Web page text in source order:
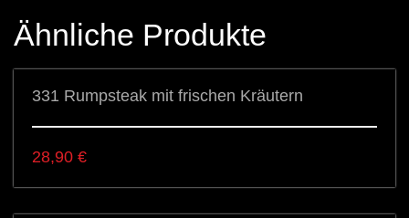
Ähnliche Produkte
331 Rumpsteak mit frischen Kräutern
28,90 €